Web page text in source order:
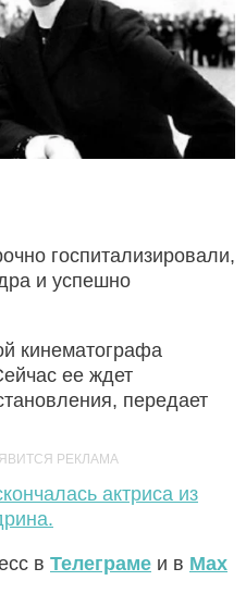
госпитализировали,
и успешно
кинематографа
ее ждет
передает
актриса из
в Телеграме и в Max